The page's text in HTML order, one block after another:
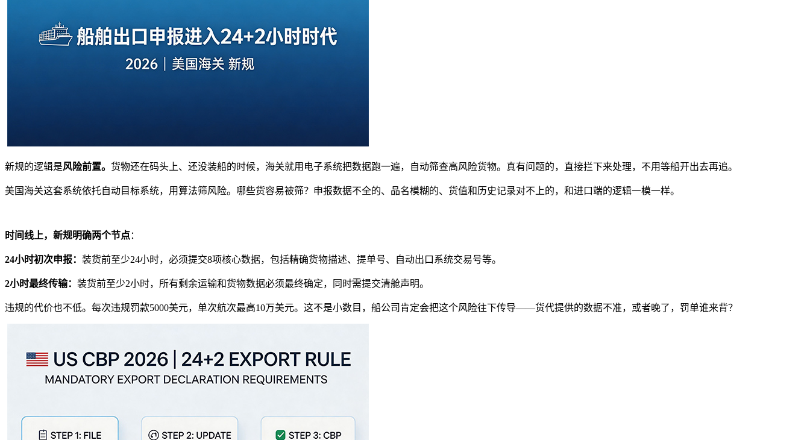
新规的逻辑是风险前置。 货物还在码头上、还没装船的时候，海关就用电子系统把数据跑一遍，自动筛查高风险货物。真有问题的，直接拦下来处理，不用等船开出去再追。
美国海关这套系统依托自动目标系统，用算法筛风险。哪些货容易被筛？申报数据不全的、品名模糊的、货值和历史记录对不上的，和进口端的逻辑一模一样。
时间线上，新规明确两个节点：
24小时初次申报： 装货前至少24小时，必须提交8项核心数据，包括精确货物描述、提单号、自动出口系统交易号等。
2小时最终传输： 装货前至少2小时，所有剩余运输和货物数据必须最终确定，同时需提交清舱声明。
违规的代价也不低。每次违规罚款5000美元，单次航次最高10万美元。这不是小数目，船公司肯定会把这个风险往下传导——货代提供的数据不准，或者晚了，罚单谁来背？